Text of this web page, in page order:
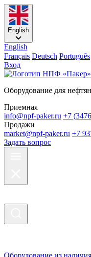
English
English
Français Deutsch Português
Вход
Оборудование для
Приемная
info@npf-paker.ru +7
Продажи
market@npf-paker.ru +7
Задать вопрос
Оборудование из